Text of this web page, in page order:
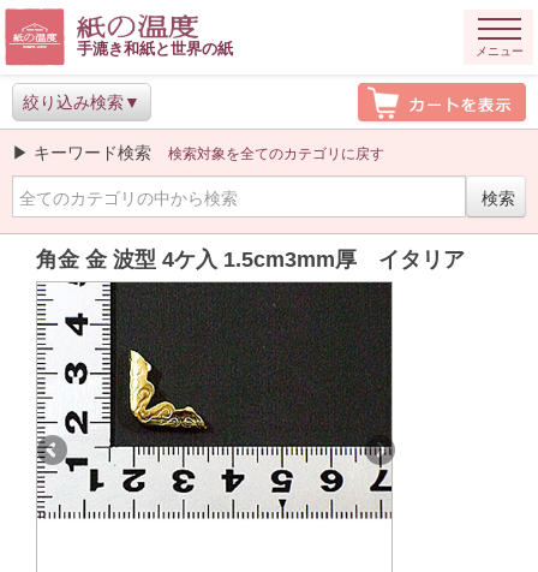
手漉き和紙と世界の紙 メニュー
絞り込み検索
▶ キーワード検索 検索対象を全てのカテゴリに戻す
角金 金 波型 4ケ入 1.5cm3mm厚 イタリア
Previous